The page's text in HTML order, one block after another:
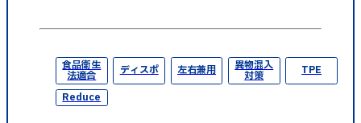
食品衛生
法適合 ディスポ 左右兼用 異物混入
対策
TPE
Reduce